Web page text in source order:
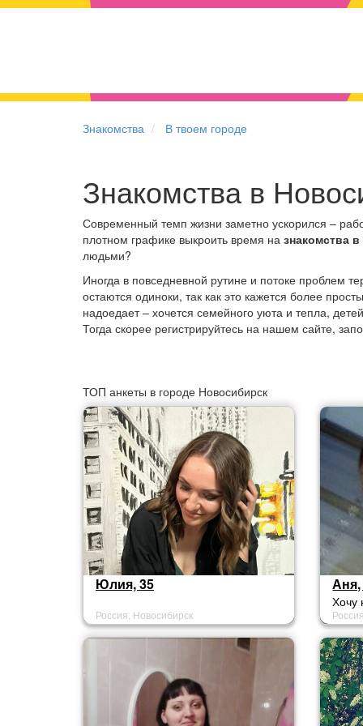
Знакомства В твоем городе
Знакомства в
Современный темп жизни заметно ускорился –
плотном графике выкроить время на знакомства
людьми?
Иногда в повседневной рутине и потоке
остаются одиноки, так как это кажется более
надоедает – хочется семейного уюта и тепла,
Тогда скорее регистрируйтесь на нашем сайте,
ТОП анкеты в городе Новосибирск
Юлия, 35
Россия, Новосибирск
Аня,
Хочу